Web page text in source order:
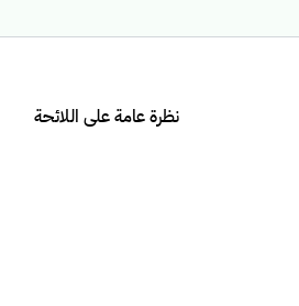
نظرة عامة على اللائحة